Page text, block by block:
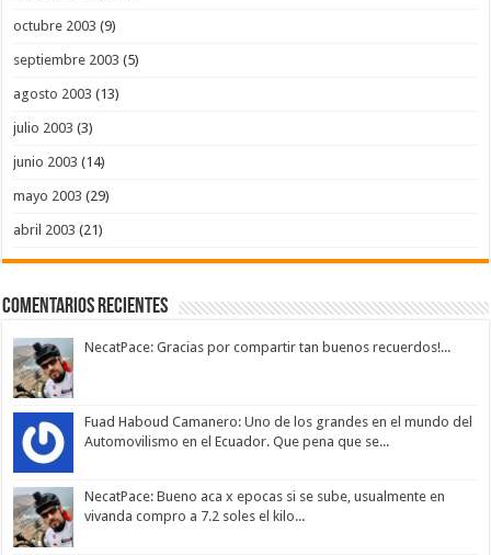
octubre 2003 (9)
septiembre 2003 (5)
agosto 2003 (13)
julio 2003 (3)
junio 2003 (14)
mayo 2003 (29)
abril 2003 (21)
Comentarios Recientes
NecatPace: Gracias por compartir tan buenos recuerdos!...
Fuad Haboud Camanero: Uno de los grandes en el mundo del
Automovilismo en el Ecuador. Que pena que se...
NecatPace: Bueno aca x epocas si se sube, usualmente en
vivanda compro a 7.2 soles el kilo...